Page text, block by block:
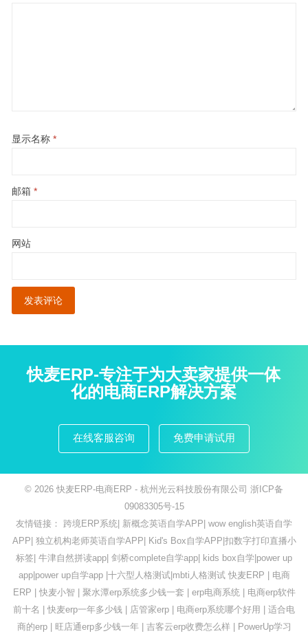
显示名称 *
邮箱 *
网站
快麦ERP-专注于为大卖家提供一体
化的电商ERP解决方案
在线客服咨询 免费申请试用
© 2026 快麦ERP-电商ERP - 杭州光云科技股份有限公司 浙ICP备
09083305号-15
友情链接： 跨境ERP系统| 新概念英语自学APP| wow english英语自学
APP| 独立机构老师英语自学APP| Kid's Box自学APP|扣数字打印直播小
标签| 牛津自然拼读app| 剑桥complete自学app| kids box自学|power up
app|power up自学app|十六型人格测试|mbti人格测试 快麦ERP | 电商
ERP | 快麦小智 | 聚水潭erp系统多少钱一套 | erp电商系统 | 电商erp软件
前十名 | 快麦erp一年多少钱 | 店管家erp | 电商erp系统哪个好用 | 适合电
商的erp| 旺店通erp多少钱一年| 吉客云erp收费怎么样| PowerUp学习